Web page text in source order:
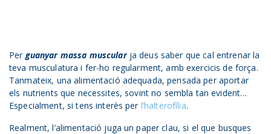
Perguanyar massa muscularja deus saber que cal entrenar la
teva musculatura i fer-ho regularment, amb exercicis de força.
Tanmateix, una alimentació adequada, pensada per aportar
els nutrients que necessites, sovint no sembla tan evident…
Especialment, si tens interès per l’halterofília.
Realment, l’alimentació juga un paper clau, si el que busques